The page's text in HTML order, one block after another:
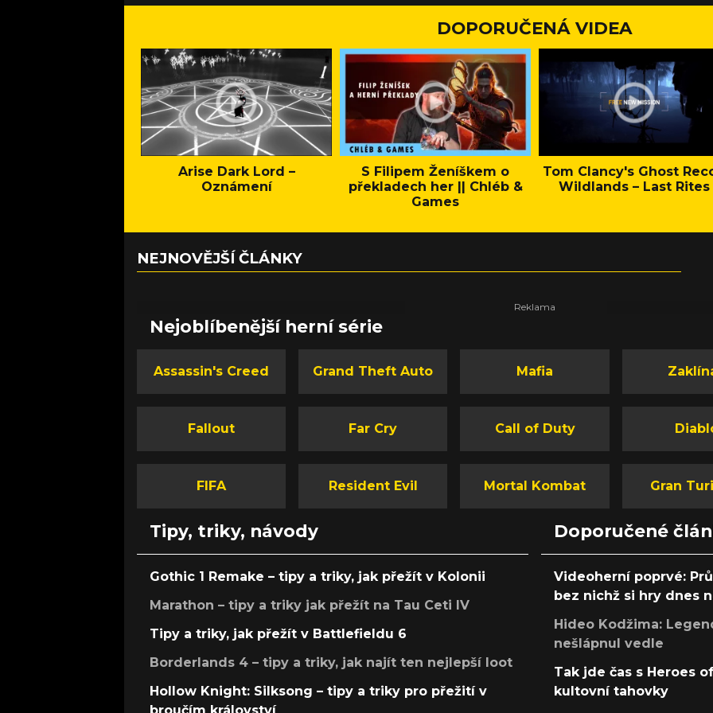
DOPORUČENÁ VIDEA
Arise Dark Lord –
Oznámení
S Filipem Ženíškem o
překladech her || Chléb &
Games
Tom Clancy's Ghost
Wildlands – Last Rites
NEJNOVĚJŠÍ ČLÁNKY
Nejoblíbenější herní série
Assassin's Creed Grand Theft Auto Mafia
Fallout Far Cry Call of Duty
FIFA Resident Evil Mortal Kombat Gran
Tipy, triky, návody
Gothic 1 Remake – tipy a triky, jak přežít v Kolonii
Marathon – tipy a triky jak přežít na Tau Ceti IV
Tipy a triky, jak přežít v Battlefieldu 6
Borderlands 4 – tipy a triky, jak najít ten nejlepší loot
Hollow Knight: Silksong – tipy a triky pro přežití v
Doporučené
Videoherní poprvé:
bez nichž si hry dnes
Hideo Kodžima:
nešlápnul vedle
Tak jde čas s Heroes
kultovní tahovky